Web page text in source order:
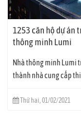
1253 căn hộ dự án
thông minh Lumi
Nhà thông minh Lumi
thành nhà cung cấp
Thứ hai, 01/02/2021